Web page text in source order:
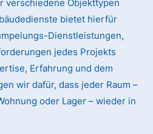
verschiedene Objekttypen
bietet hierfür
Dienstleistungen,
jedes Projekts
Erfahrung und dem
wir dafür, dass jeder Raum –
oder Lager – wieder in